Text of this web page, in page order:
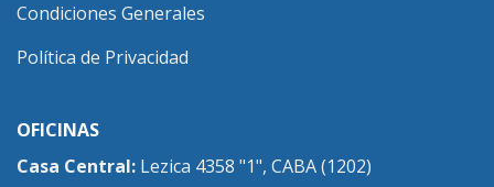
Condiciones Generales
Política de Privacidad
OFICINAS
Casa Central: Lezica 4358 "1", CABA (1202)